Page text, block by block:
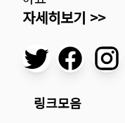
자세히보기 >>
링크모음